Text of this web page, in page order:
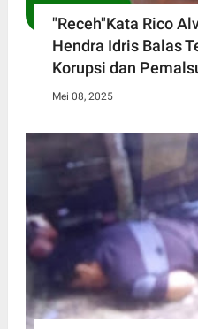
"Receh"Kata Rico
Hendra Idris Balas
Korupsi dan
Mei 08, 2025